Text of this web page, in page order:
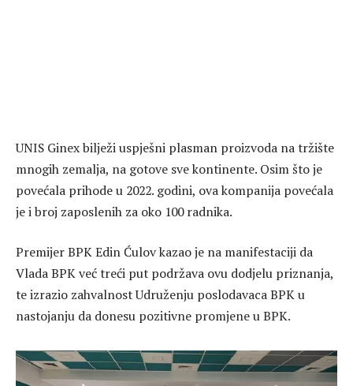
UNIS Ginex bilježi uspješni plasman proizvoda na tržište
mnogih zemalja, na gotove sve kontinente. Osim što je
povećala prihode u 2022. godini, ova kompanija povećala
je i broj zaposlenih za oko 100 radnika.
Premijer BPK Edin Ćulov kazao je na manifestaciji da
Vlada BPK već treći put podržava ovu dodjelu priznanja,
te izrazio zahvalnost Udruženju poslodavaca BPK u
nastojanju da donesu pozitivne promjene u BPK.